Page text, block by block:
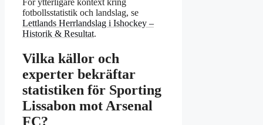
För ytterligare kontext kring
fotbollsstatistik och landslag, se
Lettlands Herrlandslag i Ishockey –
Historik & Resultat.
Vilka källor och
experter bekräftar
statistiken för Sporting
Lissabon mot Arsenal
FC?